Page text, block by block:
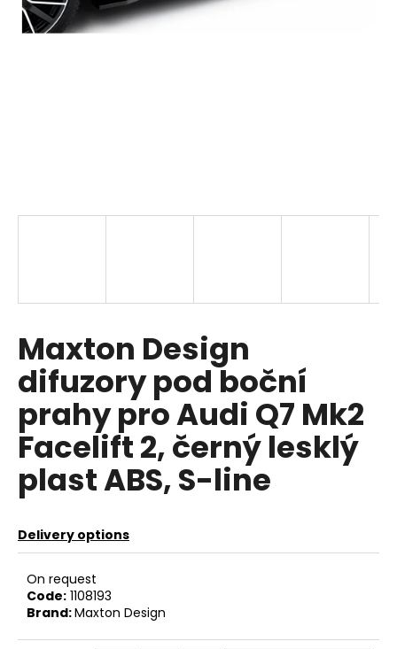
Maxton Design
difuzory pod boční
prahy pro Audi Q7 Mk2
Facelift 2, černý lesklý
plast ABS, S-line
Delivery options
On request
Code: 1108193
Brand:Maxton Design
i
e
r
e
c
o
m
m
e
n
KILL
ALL
WIPERS
ZÁSLEPKA